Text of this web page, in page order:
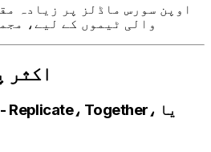
اوپن سورس ماڈلز پر زیادہ
والی ٹیموں کے لیے،
اکثر